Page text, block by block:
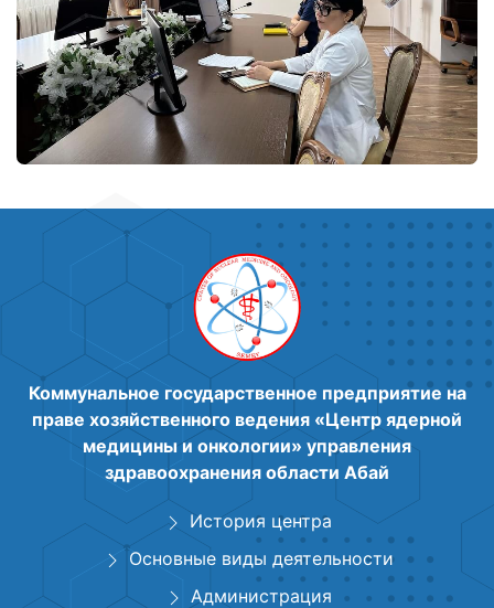
Коммунальное государственное предприятие на
праве хозяйственного ведения «Центр ядерной
медицины и онкологии» управления
здравоохранения области Абай
История центра
Основные виды деятельности
Администрация